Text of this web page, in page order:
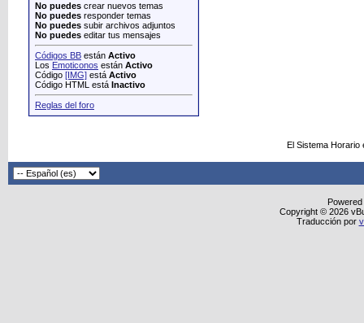
No puedes crear nuevos temas
No puedes responder temas
No puedes subir archivos adjuntos
No puedes editar tus mensajes
Códigos BB están Activo
Los Emoticonos están Activo
Código [IMG] está Activo
Código HTML está Inactivo
Reglas del foro
El Sistema
Copyright © 2026
Traducción por